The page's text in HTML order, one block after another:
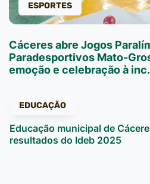
ESPORTES
Cáceres abre Jogos
Paradesportivos Mato-
emoção e celebração à
EDUCAÇÃO
Educação municipal de
resultados do Ideb 2025